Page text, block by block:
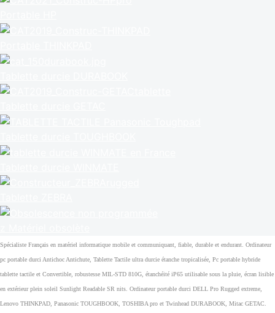
Spécialiste Français en matériel informatique mobile et communiquant, fiable, durable et endurant. Ordinateur
pc portable durci Antichoc Antichute, Tablette Tactile ultra durcie étanche tropicalisée, Pc portable hybride
tablette tactile et Convertible, robustesse MIL-STD 810G, étanchéité iP65 utilisable sous la pluie, écran lisible
en extérieur plein soleil Sunlight Readable SR nits. Ordinateur portable durci DELL Pro Rugged extreme,
Lenovo THINKPAD, Panasonic TOUGHBOOK, TOSHIBA pro et Twinhead DURABOOK, Mitac GETAC.